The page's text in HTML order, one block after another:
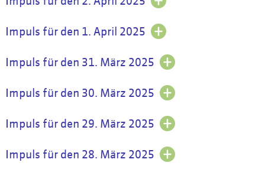
Impuls für den 1. April 2025
Impuls für den 31. März 2025
Impuls für den 30. März 2025
Impuls für den 29. März 2025
Impuls für den 28. März 2025